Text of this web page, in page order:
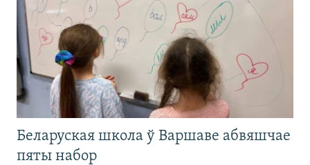
Беларуская школа ў Варшаве абвяшчае
пяты набор